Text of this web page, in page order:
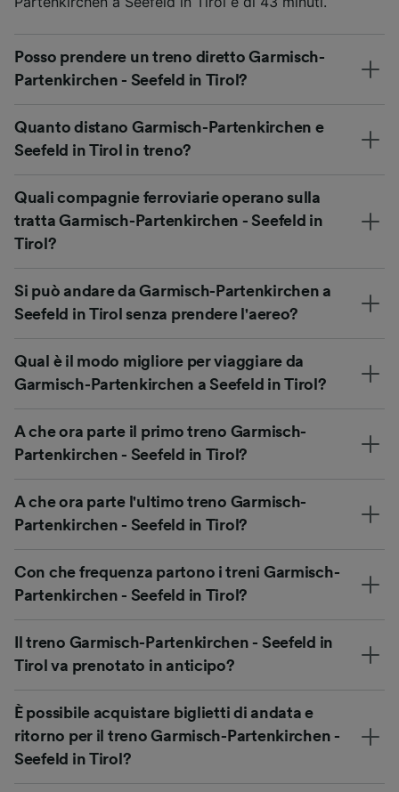
Posso prendere un treno diretto Garmisch-
Partenkirchen - Seefeld in Tirol?
Quanto distano Garmisch-Partenkirchen e
Seefeld in Tirol in treno?
Quali compagnie ferroviarie operano sulla
tratta Garmisch-Partenkirchen - Seefeld in
Tirol?
Si può andare da Garmisch-Partenkirchen a
Seefeld in Tirol senza prendere l'aereo?
Qual è il modo migliore per viaggiare da
Garmisch-Partenkirchen a Seefeld in Tirol?
A che ora parte il primo treno Garmisch-
Partenkirchen - Seefeld in Tirol?
A che ora parte l'ultimo treno Garmisch-
Partenkirchen - Seefeld in Tirol?
Con che frequenza partono i treni Garmisch-
Partenkirchen - Seefeld in Tirol?
Il treno Garmisch-Partenkirchen - Seefeld in
Tirol va prenotato in anticipo?
È possibile acquistare biglietti di andata e
ritorno per il treno Garmisch-Partenkirchen -
Seefeld in Tirol?